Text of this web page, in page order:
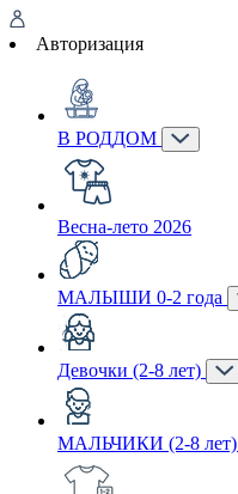
Авторизация
В РОДДОМ
Весна-лето 2026
МАЛЫШИ 0-2 года
Девочки (2-8 лет)
МАЛЬЧИКИ (2-8 лет)